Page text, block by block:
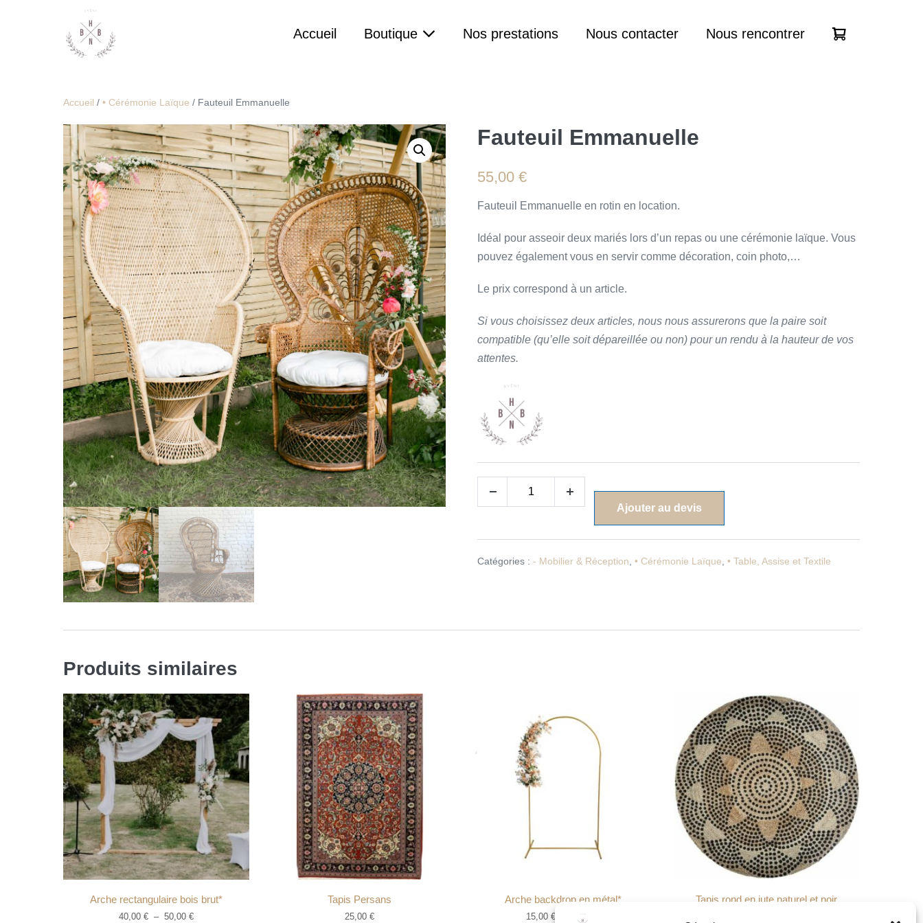
Accueil Boutique Nos prestations Nous contacter Nous rencontrer
Accueil / • Cérémonie Laïque / Fauteuil Emmanuelle
Fauteuil Emmanuelle
55,00€
Fauteuil Emmanuelle en rotin en location.
Idéal pour asseoir deux mariés lors d’un repas ou une cérémonie laïque. Vous
pouvez également vous en servir comme décoration, coin photo,…
Le prix correspond à un article.
Si vous choisissez deux articles, nous nous assurerons que la paire soit
compatible (qu’elle soit dépareillée ou non) pour un rendu à la hauteur de vos
attentes.
Ajouter au devis
Catégories :- Mobilier & Réception ,• Cérémonie Laïque ,• Table, Assise et Textile
Produits similaires
Arche rectangulaire bois brut*
40,00€ – 50,00€
Tapis Persans
25,00€
Arche backdrop en métal*
15,00 € 40,00
Tapis rond en jute naturel et noir